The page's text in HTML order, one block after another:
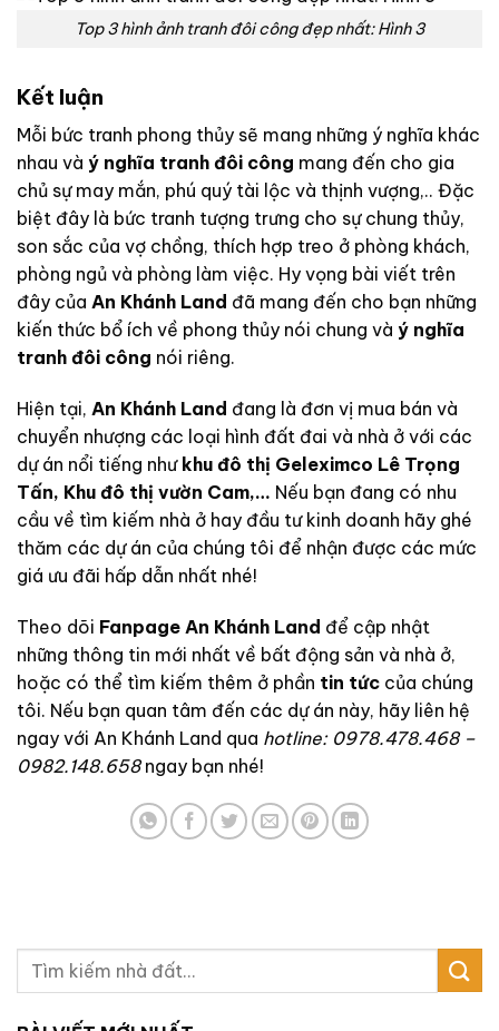
Top 3 hình ảnh tranh đôi công đẹp nhất: Hình 3
Kết luận
Mỗi bức tranh phong thủy sẽ mang những ý nghĩa khác
nhau và ý nghĩa tranh đôi công mang đến cho gia
chủ sự may mắn, phú quý tài lộc và thịnh vượng,.. Đặc
biệt đây là bức tranh tượng trưng cho sự chung thủy,
son sắc của vợ chồng, thích hợp treo ở phòng khách,
phòng ngủ và phòng làm việc. Hy vọng bài viết trên
đây của An Khánh Land đã mang đến cho bạn những
kiến thức bổ ích về phong thủy nói chung và ý nghĩa
tranh đôi công nói riêng.
Hiện tại, An Khánh Land đang là đơn vị mua bán và
chuyển nhượng các loại hình đất đai và nhà ở với các
dự án nổi tiếng nhưkhu đô thị Geleximco Lê Trọng
Tấn, Khu đô thị vườn Cam,… Nếu bạn đang có nhu
cầu về tìm kiếm nhà ở hay đầu tư kinh doanh hãy ghé
thăm các dự án của chúng tôi để nhận được các mức
giá ưu đãi hấp dẫn nhất nhé!
Theo dõi Fanpage An Khánh Land để cập nhật
những thông tin mới nhất về bất động sản và nhà ở,
hoặc có thể tìm kiếm thêm ở phần tin tức của chúng
tôi. Nếu bạn quan tâm đến các dự án này, hãy liên hệ
ngay với An Khánh Land qua hotline: 0978.478.468 –
0982.148.658ngay bạn nhé!